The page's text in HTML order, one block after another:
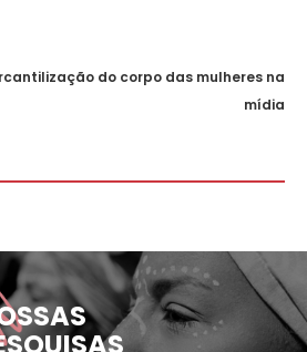
do corpo das mulheres na
mídia